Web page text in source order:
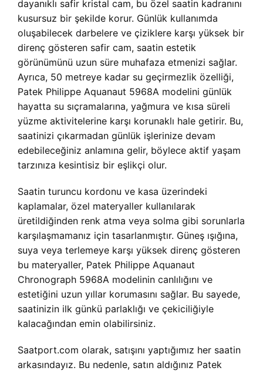
dayanıklı safir kristal cam, bu özel saatin kadranını
kusursuz bir şekilde korur. Günlük kullanımda
oluşabilecek darbelere ve çiziklere karşı yüksek bir
direnç gösteren safir cam, saatin estetik
görünümünü uzun süre muhafaza etmenizi sağlar.
Ayrıca, 50 metreye kadar su geçirmezlik özelliği,
Patek Philippe Aquanaut 5968A modelini günlük
hayatta su sıçramalarına, yağmura ve kısa süreli
yüzme aktivitelerine karşı korunaklı hale getirir. Bu,
saatinizi çıkarmadan günlük işlerinize devam
edebileceğiniz anlamına gelir, böylece aktif yaşam
tarzınıza kesintisiz bir eşlikçi olur.
Saatin turuncu kordonu ve kasa üzerindeki
kaplamalar, özel materyaller kullanılarak
üretildiğinden renk atma veya solma gibi sorunlarla
karşılaşmamanız için tasarlanmıştır. Güneş ışığına,
suya veya terlemeye karşı yüksek direnç gösteren
bu materyaller, Patek Philippe Aquanaut
Chronograph 5968A modelinin canlılığını ve
estetiğini uzun yıllar korumasını sağlar. Bu sayede,
saatinizin ilk günkü parlaklığı ve çekiciliğiyle
kalacağından emin olabilirsiniz.
Saatport.com olarak, satışını yaptığımız her saatin
arkasındayız. Bu nedenle, satın aldığınız Patek